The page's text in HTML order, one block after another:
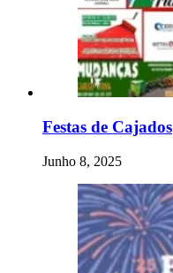
Festas de Cajados
Junho 8, 2025